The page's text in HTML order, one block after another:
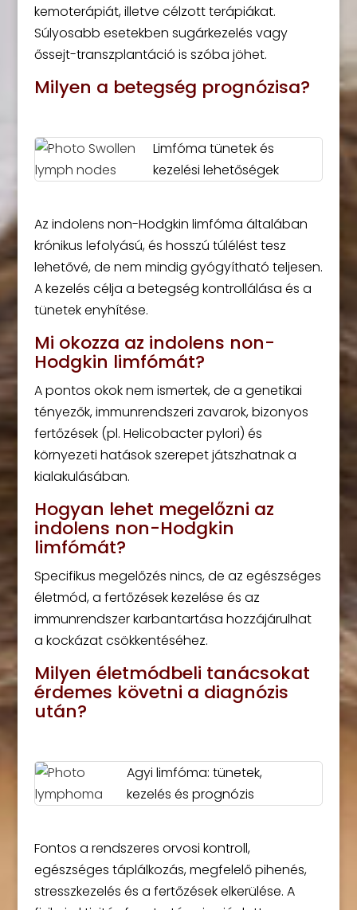
kemoterápiát, illetve célzott terápiákat.
Súlyosabb esetekben sugárkezelés vagy
őssejt-transzplantáció is szóba jöhet.
Milyen a betegség prognózisa?
Limfóma tünetek és
kezelési lehetőségek
Az indolens non-Hodgkin limfóma általában
krónikus lefolyású, és hosszú túlélést tesz
lehetővé, de nem mindig gyógyítható teljesen.
A kezelés célja a betegség kontrollálása és a
tünetek enyhítése.
Mi okozza az indolens non-
Hodgkin limfómát?
A pontos okok nem ismertek, de a genetikai
tényezők, immunrendszeri zavarok, bizonyos
fertőzések (pl. Helicobacter pylori) és
környezeti hatások szerepet játszhatnak a
kialakulásában.
Hogyan lehet megelőzni az
indolens non-Hodgkin
limfómát?
Specifikus megelőzés nincs, de az egészséges
életmód, a fertőzések kezelése és az
immunrendszer karbantartása hozzájárulhat
a kockázat csökkentéséhez.
Milyen életmódbeli tanácsokat
érdemes követni a diagnózis
után?
Agyi limfóma: tünetek,
kezelés és prognózis
Fontos a rendszeres orvosi kontroll,
egészséges táplálkozás, megfelelő pihenés,
stresszkezelés és a fertőzések elkerülése. A